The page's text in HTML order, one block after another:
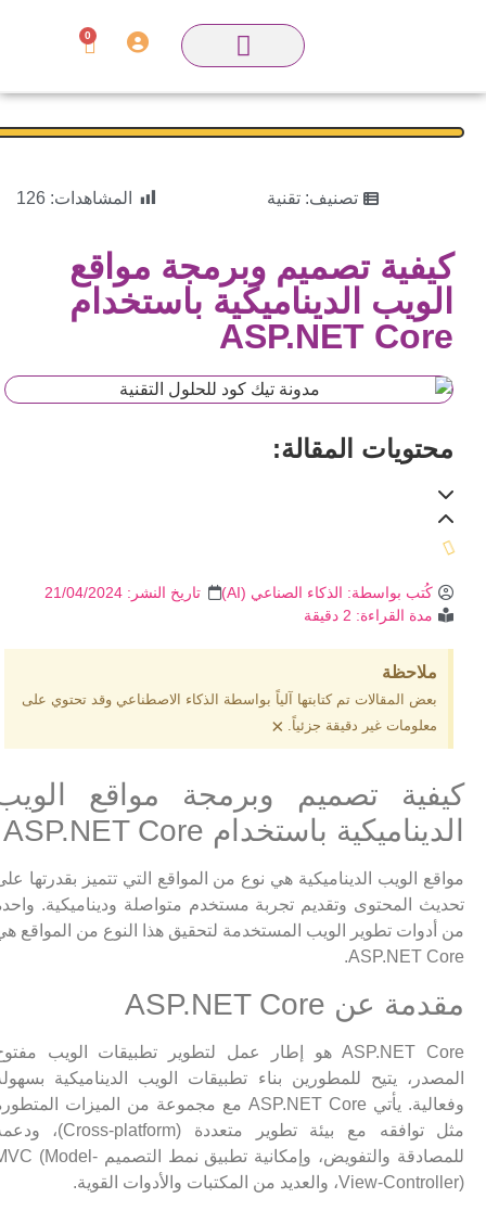
0
تصنيف:تقنية المشاهدات: 126
كيفية تصميم وبرمجة مواقع
الويب الديناميكية باستخدام
ASP.NET Core
محتويات المقالة:
كُتب بواسطة:الذكاء الصناعي (AI) تاريخ النشر:21/04/2024
مدة القراءة: 2 دقيقة
ملاحظة
بعض المقالات تم كتابتها آلياً بواسطة الذكاء الاصطناعي وقد تحتوي على
معلومات غير دقيقة جزئياً. ×
كيفية تصميم وبرمجة مواقع الويب
الديناميكية باستخدام ASP.NET Core
مواقع الويب الديناميكية هي نوع من المواقع التي تتميز بقدرتها على
تحديث المحتوى وتقديم تجربة مستخدم متواصلة وديناميكية. واحدة
من أدوات تطوير الويب المستخدمة لتحقيق هذا النوع من المواقع هي
ASP.NET Core.
مقدمة عن ASP.NET Core
ASP.NET Core هو إطار عمل لتطوير تطبيقات الويب مفتوح
المصدر، يتيح للمطورين بناء تطبيقات الويب الديناميكية بسهولة
وفعالية. يأتي ASP.NET Core مع مجموعة من الميزات المتطورة
مثل توافقه مع بيئة تطوير متعددة (Cross-platform)، ودعمه
للمصادقة والتفويض، وإمكانية تطبيق نمط التصميم MVC (Model-
View-Controller)، والعديد من المكتبات والأدوات القوية.